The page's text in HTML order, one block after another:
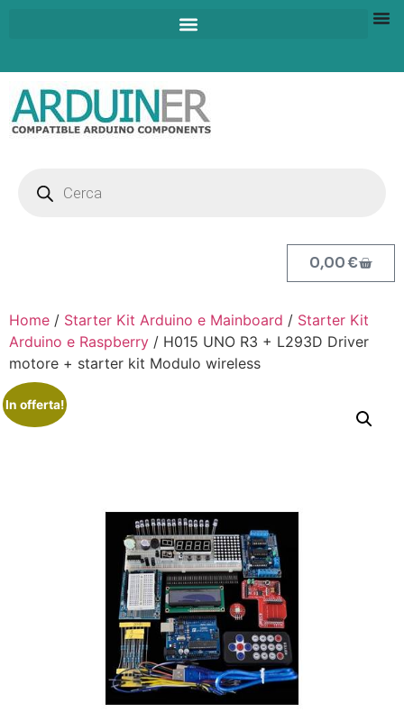
0,00€
Home / Starter Kit Arduino e Mainboard / Starter Kit
Arduino e Raspberry / H015 UNO R3 + L293D Driver
motore + starter kit Modulo wireless
In offerta!